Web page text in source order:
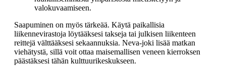
valokuvaamiseen.
Saapuminen on myös tärkeää. Käytä paikallisia
liikennevirastoja löytääksesi takseja tai julkisen liikenteen
reittejä välttääksesi sekaannuksia. Neva-joki lisää matkan
viehätystä, sillä voit ottaa maisemallisen veneen kierroksen
päästäksesi tähän kulttuurikeskukseen.